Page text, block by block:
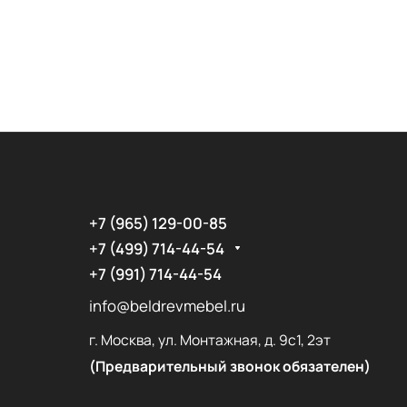
+7 (965) 129-00-85
+7 (499) 714-44-54
+7 (991) 714-44-54
info@beldrevmebel.ru
г. Москва, ул. Монтажная, д. 9с1, 2эт
(Предварительный звонок обязателен)